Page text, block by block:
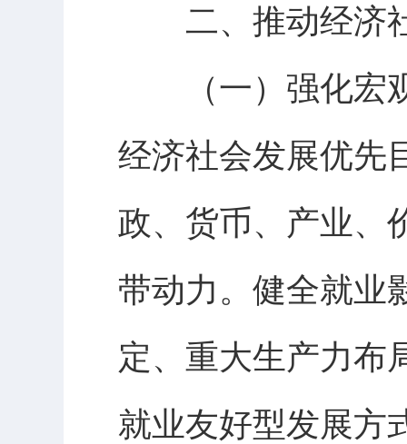
二、推动经济社
（一）强化宏观
经济社会发展优先
政、货币、产业、
带动力。健全就业
定、重大生产力布
就业友好型发展方